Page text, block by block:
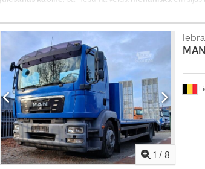
(Elektroniskā bremžu sistēma), borta dators, elektriski
vilces kontroles sistēma,
1 / 8